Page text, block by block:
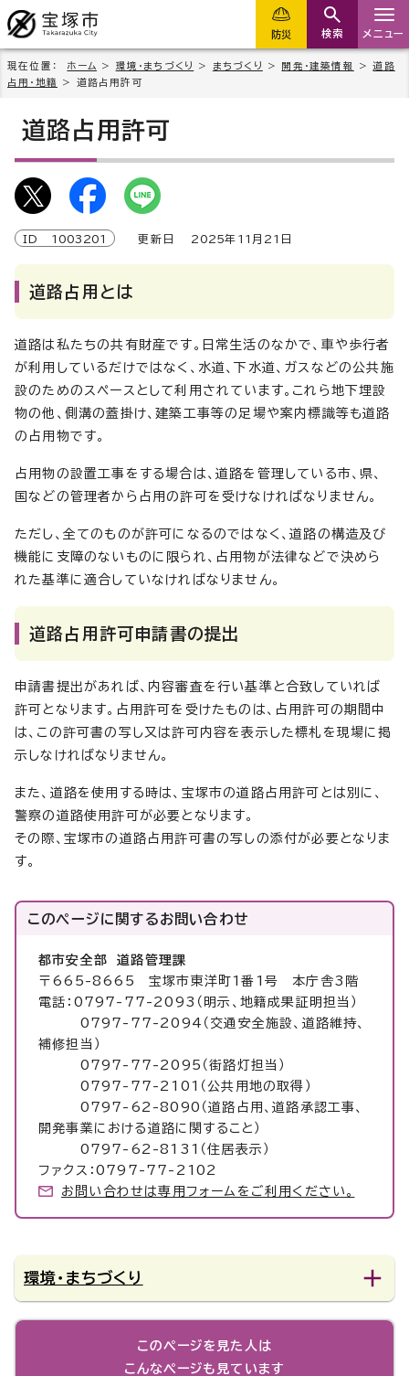
防災 検索 メニュー
現在位置： ホーム > 環境・まちづくり > まちづくり > 開発・建築情報 >道路
占用・地籍
> 道路占用許可
道路占用許可
ID 1003201 更新日 2025年 11 月 21 日
道路占用とは
道路は私たちの共有財産です。日常生活のなかで、車や歩行者
が利用しているだけではなく、水道、下水道、ガスなどの公共施
設のためのスペースとして利用されています。これら地下埋設
物の他、側溝の蓋掛け、建築工事等の足場や案内標識等も道路
の占用物です。
占用物の設置工事をする場合は、道路を管理している市、県、
国などの管理者から占用の許可を受けなければなりません。
ただし、全てのものが許可になるのではなく、道路の構造及び
機能に支障のないものに限られ、占用物が法律などで決めら
れた基準に適合していなければなりません。
道路占用許可申請書の提出
申請書提出があれば、内容審査を行い基準と合致していれば
許可となります。占用許可を受けたものは、占用許可の期間中
は、この許可書の写し又は許可内容を表示した標札を現場に掲
示しなければなりません。
また、道路を使用する時は、宝塚市の道路占用許可とは別に、
警察の道路使用許可が必要となります。
その際、宝塚市の道路占用許可書の写しの添付が必要となりま
す。
このページに関するお問い合わせ
都市安全部 道路管理課
〒665-8665 宝塚市東洋町1番1号 本庁舎3階
電話：0797-77-2093（明示、地籍成果証明担当）
0797-77-2094（交通安全施設、道路維持、
補修担当）
0797-77-2095（街路灯担当）
0797-77-2101（公共用地の取得）
0797-62-8090（道路占用、道路承認工事、
開発事業における道路に関すること）
0797-62-8131（住居表示）
ファクス：0797-77-2102
お問い合わせは専用フォームをご利用ください。
環境・まちづくり
このページを見た人は
こんなページも見ています